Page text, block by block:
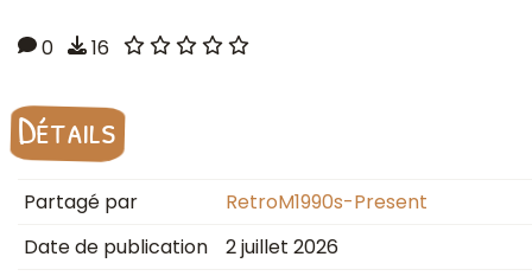
0 16
Détails
Partagé par
RetroM1990s-Present
Date de publication
2 juillet 2026